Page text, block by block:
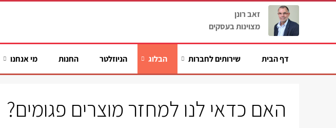
זאב רונן
מצוינות בעסקים
דף הבית שירותים לחברות הבלוג הניוזלטר החנות מי אנחנו
האם כדאי לנו למחזר מוצרים פגומים?